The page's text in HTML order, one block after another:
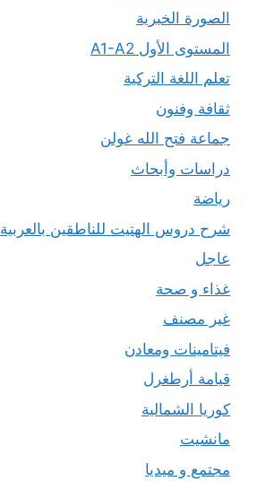
الصورة الخبرية
المستوى الأول A1-A2
تعلم اللغة التركية
ثقافة وفنون
جماعة فتح الله غولن
دراسات وأبحاث
رياضة
شرح دروس الهتيت للناطقين بالعربية
عاجل
غذاء و صحة
غير مصنف
فيتامينات ومعادن
قيامة أرطغرل
كوريا الشمالية
مانشيت
مجتمع و ميديا